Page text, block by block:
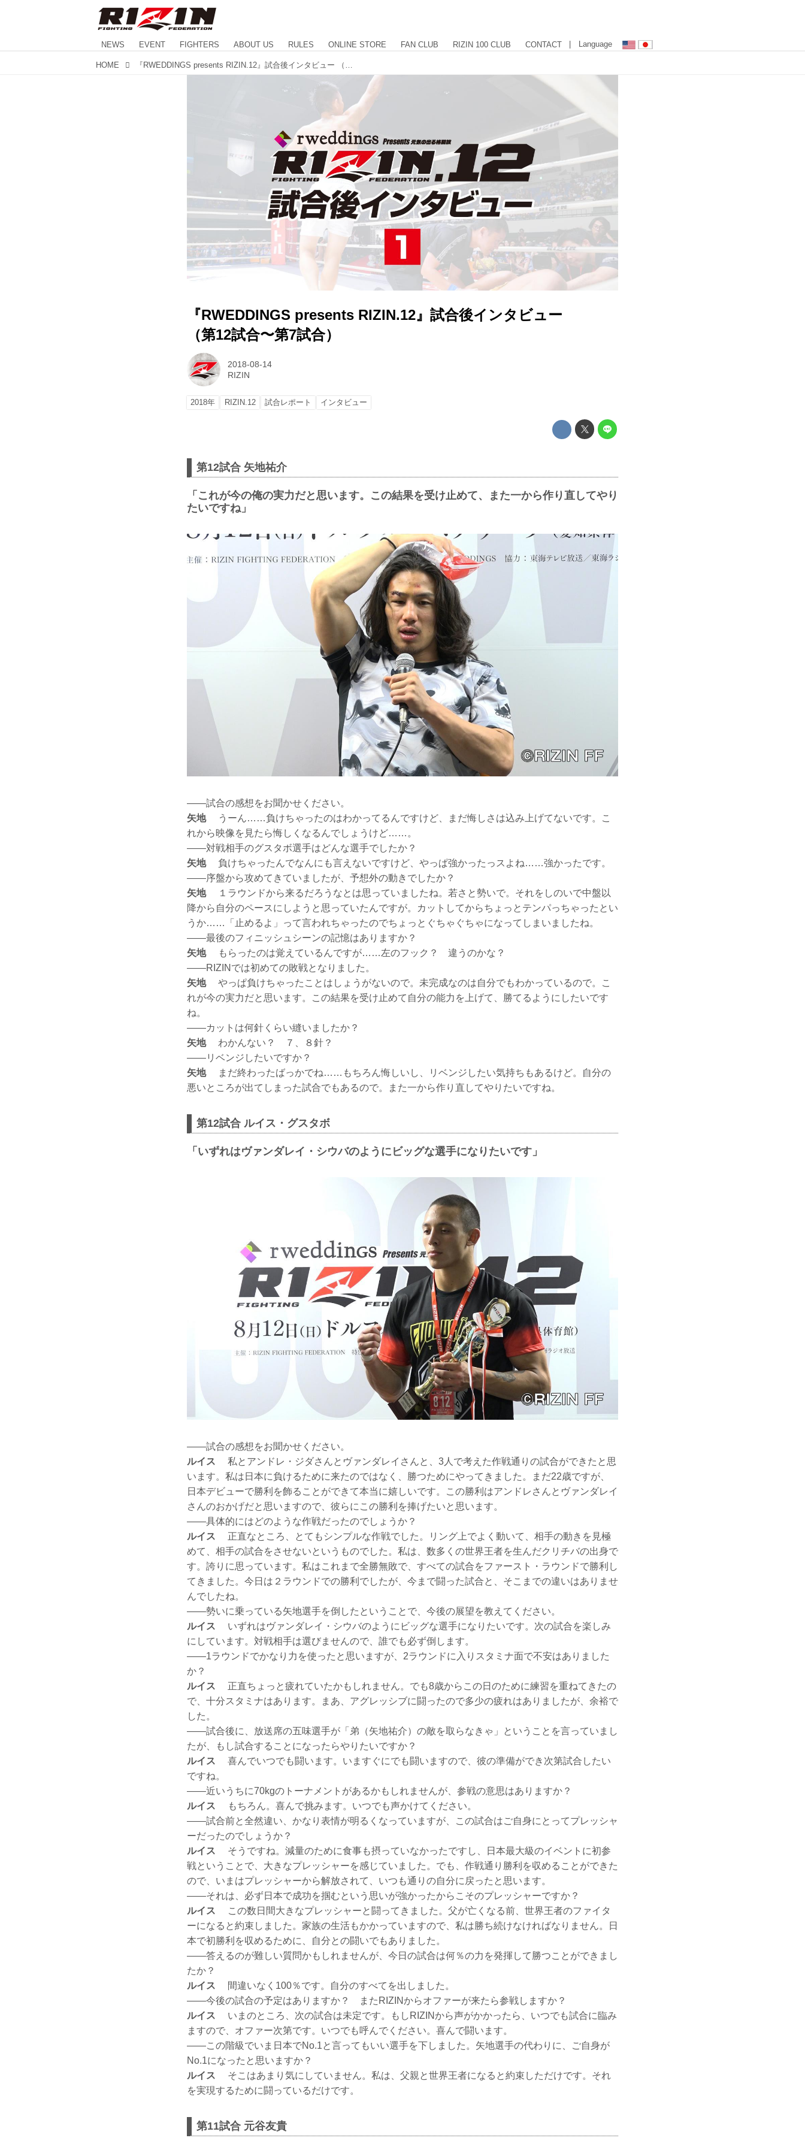
NEWS EVENT FIGHTERS ABOUT US RULES ONLINE STORE FAN CLUB RIZIN 100 CLUB CONTACT | Language
HOME
『RWEDDINGS presents RIZIN.12』試合後インタビュー
（第12試合〜第7試合）
2018-08-14
RIZIN
2018年 RIZIN.12 試合レポート インタビュー
第12試合 矢地祐介
「これが今の俺の実力だと思います。この結果を受け止めて、また一から作り直してやり
たいですね」
——試合の感想をお聞かせください。
矢地
うーん……負けちゃったのはわかってるんですけど、まだ悔しさは込み上げてないです。こ
れから映像を見たら悔しくなるんでしょうけど……。
——対戦相手のグスタボ選手はどんな選手でしたか？
矢地
負けちゃったんでなんにも言えないですけど、やっぱ強かったっスよね……強かったです。
——序盤から攻めてきていましたが、予想外の動きでしたか？
矢地
１ラウンドから来るだろうなとは思っていましたね。若さと勢いで。それをしのいで中盤以
降から自分のペースにしようと思っていたんですが。カットしてからちょっとテンパっちゃったとい
うか……「止めるよ」って言われちゃったのでちょっとぐちゃぐちゃになってしまいましたね。
——最後のフィニッシュシーンの記憶はありますか？
矢地
もらったのは覚えているんですが……左のフック？ 違うのかな？
——RIZINでは初めての敗戦となりました。
矢地
やっぱ負けちゃったことはしょうがないので。未完成なのは自分でもわかっているので。こ
れが今の実力だと思います。この結果を受け止めて自分の能力を上げて、勝てるようにしたいです
ね。
——カットは何針くらい縫いましたか？
矢地
わかんない？ ７、８針？
——リベンジしたいですか？
矢地
まだ終わったばっかでね……もちろん悔しいし、リベンジしたい気持ちもあるけど。自分の
悪いところが出てしまった試合でもあるので。また一から作り直してやりたいですね。
第12試合 ルイス・グスタボ
「いずれはヴァンダレイ・シウバのようにビッグな選手になりたいです」
——試合の感想をお聞かせください。
ルイス
私とアンドレ・ジダさんとヴァンダレイさんと、3人で考えた作戦通りの試合ができたと思
います。私は日本に負けるために来たのではなく、勝つためにやってきました。まだ22歳ですが、
日本デビューで勝利を飾ることができて本当に嬉しいです。この勝利はアンドレさんとヴァンダレイ
さんのおかげだと思いますので、彼らにこの勝利を捧げたいと思います。
——具体的にはどのような作戦だったのでしょうか？
ルイス
正直なところ、とてもシンプルな作戦でした。リング上でよく動いて、相手の動きを見極
めて、相手の試合をさせないというものでした。私は、数多くの世界王者を生んだクリチバの出身で
す。誇りに思っています。私はこれまで全勝無敗で、すべての試合をファースト・ラウンドで勝利し
てきました。今日は２ラウンドでの勝利でしたが、今まで闘った試合と、そこまでの違いはありませ
んでしたね。
——勢いに乗っている矢地選手を倒したということで、今後の展望を教えてください。
ルイス
いずれはヴァンダレイ・シウバのようにビッグな選手になりたいです。次の試合を楽しみ
にしています。対戦相手は選びませんので、誰でも必ず倒します。
——1ラウンドでかなり力を使ったと思いますが、2ラウンドに入りスタミナ面で不安はありました
か？
ルイス
正直ちょっと疲れていたかもしれません。でも8歳からこの日のために練習を重ねてきたの
で、十分スタミナはあります。まあ、アグレッシブに闘ったので多少の疲れはありましたが、余裕で
した。
——試合後に、放送席の五味選手が「弟（矢地祐介）の敵を取らなきゃ」ということを言っていまし
たが、もし試合することになったらやりたいですか？
ルイス
喜んでいつでも闘います。いますぐにでも闘いますので、彼の準備ができ次第試合したい
ですね。
——近いうちに70kgのトーナメントがあるかもしれませんが、参戦の意思はありますか？
ルイス
もちろん。喜んで挑みます。いつでも声かけてください。
——試合前と全然違い、かなり表情が明るくなっていますが、この試合はご自身にとってプレッシャ
ーだったのでしょうか？
ルイス
そうですね。減量のために食事も摂っていなかったですし、日本最大級のイベントに初参
戦ということで、大きなプレッシャーを感じていました。でも、作戦通り勝利を収めることができた
ので、いまはプレッシャーから解放されて、いつも通りの自分に戻ったと思います。
——それは、必ず日本で成功を掴むという思いが強かったからこそのプレッシャーですか？
ルイス
この数日間大きなプレッシャーと闘ってきました。父が亡くなる前、世界王者のファイタ
ーになると約束しました。家族の生活もかかっていますので、私は勝ち続けなければなりません。日
本で初勝利を収めるために、自分との闘いでもありました。
——答えるのが難しい質問かもしれませんが、今日の試合は何％の力を発揮して勝つことができまし
たか？
ルイス
間違いなく100％です。自分のすべてを出しました。
——今後の試合の予定はありますか？ またRIZINからオファーが来たら参戦しますか？
ルイス
いまのところ、次の試合は未定です。もしRIZINから声がかかったら、いつでも試合に臨み
ますので、オファー次第です。いつでも呼んでください。喜んで闘います。
——この階級でいま日本でNo.1と言ってもいい選手を下しました。矢地選手の代わりに、ご自身が
No.1になったと思いますか？
ルイス
そこはあまり気にしていません。私は、父親と世界王者になると約束しただけです。それ
を実現するために闘っているだけです。
第11試合 元谷友貴